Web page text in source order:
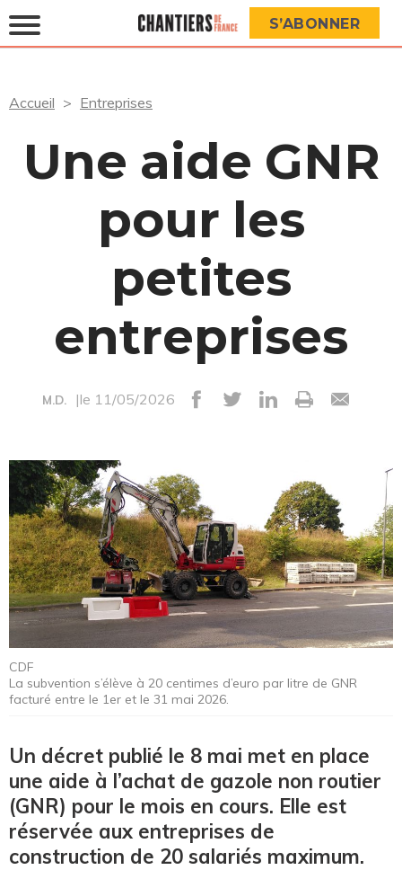
S’ABONNER
Accueil Entreprises
Une aide GNR
pour les
petites
entreprises
M.D. |le 11/05/2026
CDF
La subvention s’élève à 20 centimes d’euro par litre de GNR
facturé entre le 1er et le 31 mai 2026.
Un décret publié le 8 mai met en place
une aide à l’achat de gazole non routier
(GNR) pour le mois en cours. Elle est
réservée aux entreprises de
construction de 20 salariés maximum.